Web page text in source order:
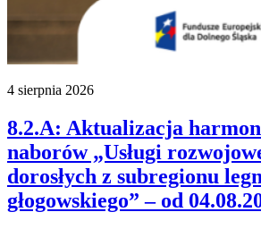
4 sierpnia 2026
8.2.A: Aktualizacja
naborów „Usługi
dorosłych z subregionu
głogowskiego” – od